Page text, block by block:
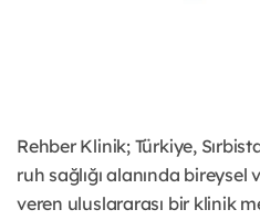
Rehber Klinik; Türkiye,
ruh sağlığı alanında
veren uluslararası bir klinik